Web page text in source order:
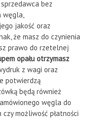
bez
węgla,
jakość oraz
że masz do czynienia
prawo do rzetelnej
opału otrzymasz
z wagi oraz
potwierdzą
będą również
węgla do
czy możliwość płatności